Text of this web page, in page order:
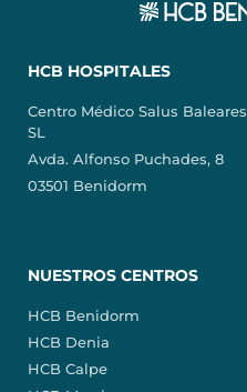
HCB HOSPITALES
Centro Médico Salus Baleares
SL
Avda. Alfonso Puchades, 8
03501 Benidorm
NUESTROS CENTROS
HCB Benidorm
HCB Denia
HCB Calpe